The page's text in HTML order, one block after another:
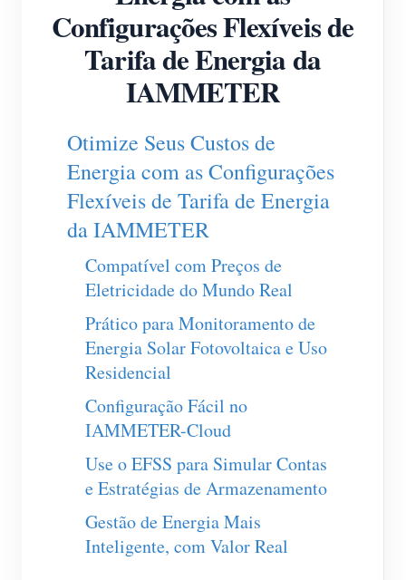
Trifásico Medidor de energia Wi-Fi (WEM3050T)
Controlador de potência WiFi
IAMMETER Cloud Pro
Carregador EV
IAMMETER Simulator
Medidor virtual
Sistema de previsão e simulação de energia
Aplicações
Monitor de energia do sistema solar fotovoltaico
Monitor de consumo de eletricidade
Sistema de controle de aquecedor FV
Monitoramento de energia da fábrica
Loja
Recursos
Início rápido do produto
Vídeo tutorial
FAQ
Notícias
Comunidade
Programa de contribuidores
Centro de contribuidores
Atividades IAMMETER
Fórum
Soluções
Contato
Sobre nós
Configurações Flexíveis de
Tarifa de Energia da
IAMMETER
Otimize Seus Custos de
Energia com as Configurações
Flexíveis de Tarifa de Energia
da IAMMETER
Compatível com Preços de
Eletricidade do Mundo Real
Prático para Monitoramento de
Energia Solar Fotovoltaica e Uso
Residencial
Configuração Fácil no
IAMMETER-Cloud
Use o EFSS para Simular Contas
e Estratégias de Armazenamento
Gestão de Energia Mais
Inteligente, com Valor Real